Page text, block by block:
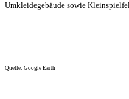
Umkleidegebäude sowie
Quelle: Google Earth